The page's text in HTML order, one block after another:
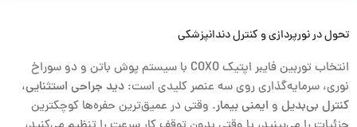
تحول در نورپردازی و کنترل دندانپزشکی
انتخاب توربین فایبر اپتیکCOXO با سیستم پوش باتن و دو سوراخ
نوری، سرمایه‌گذاری روی سه عنصر کلیدی است: دید جراحی استثنایی،
کنترل بی‌بدیل و ایمنی بیمار. وقتی در عمیق‌ترین حفره‌ها کوچکترین